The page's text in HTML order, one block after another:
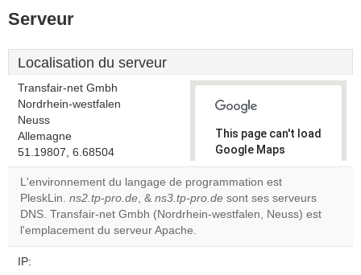
Serveur
Localisation du serveur
Transfair-net Gmbh
Nordrhein-westfalen
Neuss
Allemagne
51.19807, 6.68504
This page can't load
Google Maps
correctly.
Do you
own this
OK
L'environnement du langage de programmation est
PleskLin. ns2.tp-pro.de, & ns3.tp-pro.de sont ses serveurs
DNS. Transfair-net Gmbh (Nordrhein-westfalen, Neuss) est
l'emplacement du serveur Apache.
IP: